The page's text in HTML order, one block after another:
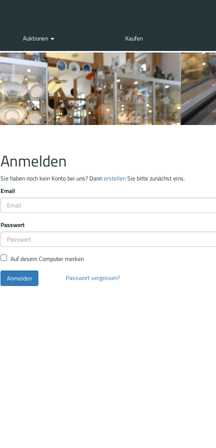
Auktionen Kaufen
Anmelden
Sie haben noch kein Konto bei uns? DannerstellenSie bitte zunächst eins.
Email
Passwort
Auf desem Computer merken
Anmelden Passwort vergessen?